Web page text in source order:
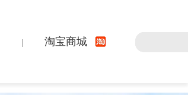
淘宝商城